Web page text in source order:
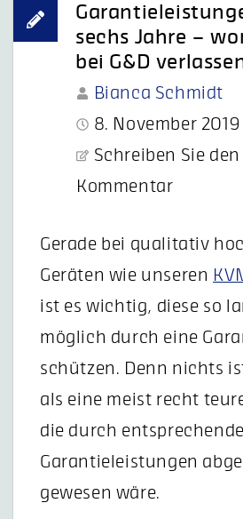
sechs Jahre –
bei G&D
Bianca Schmidt
8. November 2019
Schreiben Sie
Kommentar
Gerade bei qualitativ
Geräten wie unseren
ist es wichtig, diese so
möglich durch eine
schützen. Denn nichts
als eine meist recht
die durch entsprechende
Garantieleistungen
gewesen wäre.